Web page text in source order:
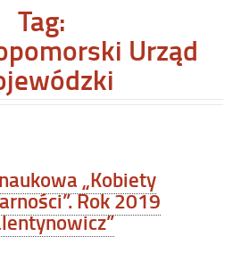
Tag:
Urząd
„Kobiety
Rok 2019